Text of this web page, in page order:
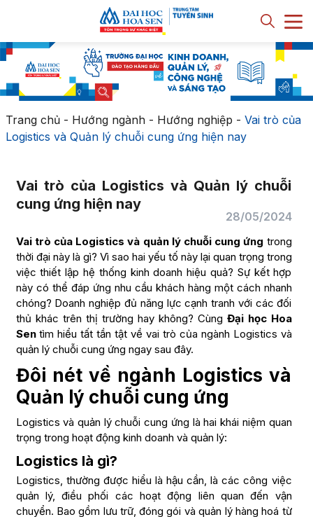
Trang chủ- Hướng ngành - Hướng nghiệp - Vai trò của
Logistics và Quản lý chuỗi cung ứng hiện nay
Vai trò của Logistics và Quản lý chuỗi
cung ứng hiện nay
28/05/2024
Vai trò của Logistics và quản lý chuỗi cung ứng trong
thời đại này là gì? Vì sao hai yếu tố này lại quan trọng trong
việc thiết lập hệ thống kinh doanh hiệu quả? Sự kết hợp
này có thể đáp ứng nhu cầu khách hàng một cách nhanh
chóng? Doanh nghiệp đủ năng lực cạnh tranh với các đối
thủ khác trên thị trường hay không? Cùng Đại học Hoa
Sentìm hiểu tất tần tật về vai trò của ngành Logistics và
quản lý chuỗi cung ứng ngay sau đây.
Đôi nét về ngành Logistics và
Quản lý chuỗi cung ứng
Logistics và quản lý chuỗi cung ứng là hai khái niệm quan
trọng trong hoạt động kinh doanh và quản lý:
Logistics là gì?
Logistics, thường được hiểu là hậu cần, là các công việc
quản lý, điều phối các hoạt động liên quan đến vận
chuyển. Bao gồm lưu trữ, đóng gói và quản lý hàng hoá từ